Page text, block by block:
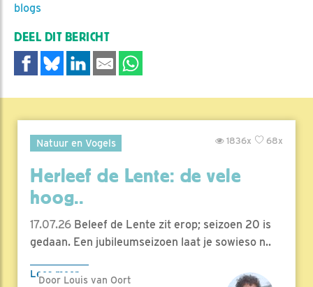
blogs
DEEL DIT BERICHT
Natuur en Vogels 68x
1836x
Herleef de Lente: de vele
hoog..
17.07.26 Beleef de Lente zit erop; seizoen 20 is
gedaan. Een jubileumseizoen laat je sowieso n..
Lees meer
Door Louis van Oort